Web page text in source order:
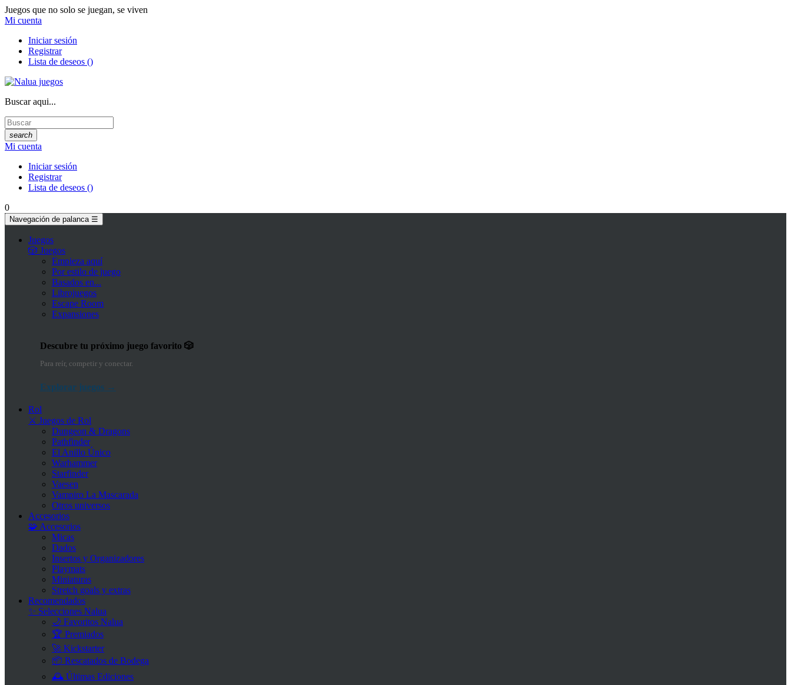
Juegos que no solo se juegan, se viven
Mi cuenta
Iniciar sesión
Registrar
Lista de deseos ()
Buscar aqui...
search
Mi cuenta
Iniciar sesión
Registrar
Lista de deseos ()
0
Navegación de palanca ☰
Juegos
🎲 Juegos
Empieza aquí
Por estilo de juego
Basados en...
Librojuegos
Escape Room
Expansiones
Descubre tu próximo juego favorito 🎲
Para reír, competir y conectar.
Explorar juegos →
Rol
⚔️ Juegos de Rol
Dungeon & Dragons
Pathfinder
El Anillo Único
Warhammer
Starfinder
Vaesen
Vampiro La Mascarada
Otros universos
Accesorios
🧩 Accesorios
Micas
Dados
Insertos y Organizadores
Playmats
Miniaturas
Stretch goals y extras
Recomendados
✨ Selecciones Nalua
🌙 Favoritos Nalua
🏆 Premiados
🚀 Kickstarter
📦 Rescatados de Bodega
🕰 Últimas Ediciones